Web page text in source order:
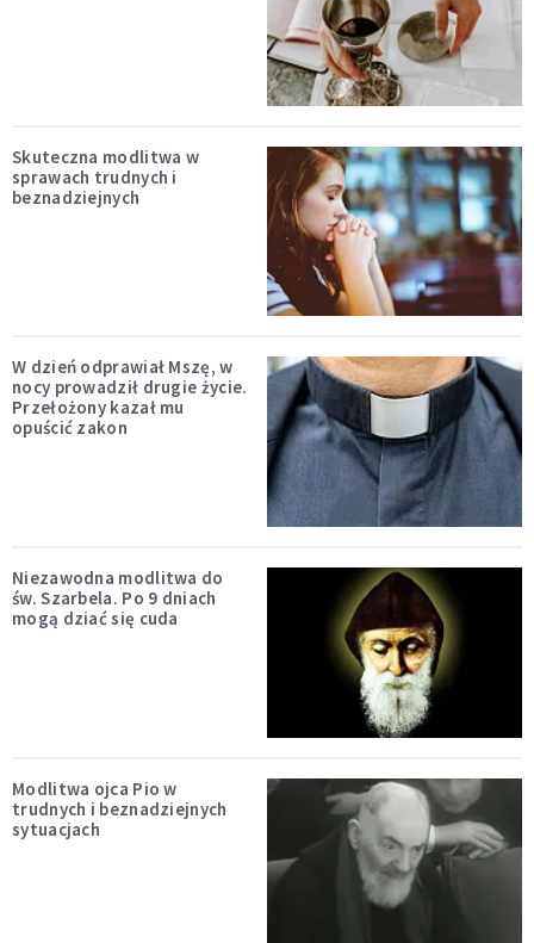
Skuteczna modlitwa w
sprawach trudnych i
beznadziejnych
W dzień odprawiał Mszę, w
nocy prowadził drugie życie.
Przełożony kazał mu
opuścić zakon
Niezawodna modlitwa do
św. Szarbela. Po 9 dniach
mogą dziać się cuda
Modlitwa ojca Pio w
trudnych i beznadziejnych
sytuacjach